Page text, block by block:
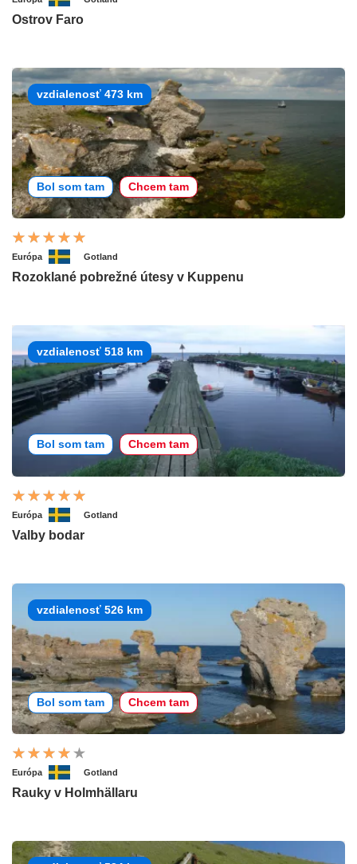
Ostrov Faro
vzdialenosť 473 km
Bol som tam Chcem tam
Európa Gotland
Rozoklané pobrežné útesy v Kuppenu
vzdialenosť 518 km
Bol som tam Chcem tam
Európa Gotland
Valby bodar
vzdialenosť 526 km
Bol som tam Chcem tam
Európa Gotland
Rauky v Holmhällaru